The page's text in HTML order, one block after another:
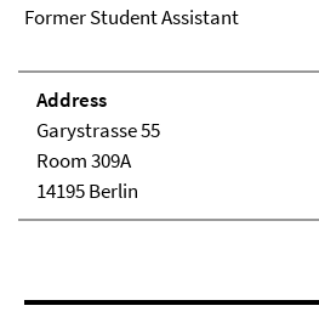
Former Student Assistant
Address
Garystrasse 55
Room 309A
14195 Berlin